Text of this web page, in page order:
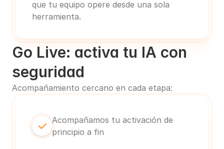
que tu equipo opere desde una sola
herramienta.
Go Live: activa tu IA con
seguridad
Acompañamiento cercano en cada etapa:
Acompañamos tu activación de
principio a fin